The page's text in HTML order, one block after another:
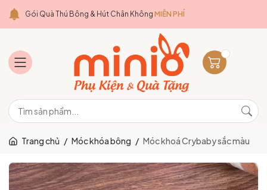
Gói Quà Thú Bông & Hút Chân Không MIỄN PHÍ
Trang chủ / Móc khóa bông / Móc khoá Crybaby sắc màu